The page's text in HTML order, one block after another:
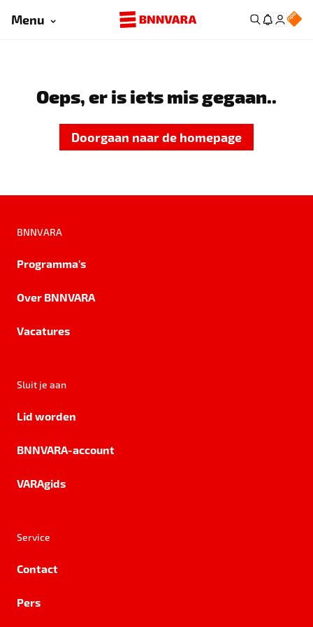
Menu
Oeps, er is iets mis gegaan..
Doorgaan naar de homepage
BNNVARA
Programma's
Over BNNVARA
Vacatures
Sluit je aan
Lid worden
BNNVARA-account
VARAgids
Service
Contact
Pers